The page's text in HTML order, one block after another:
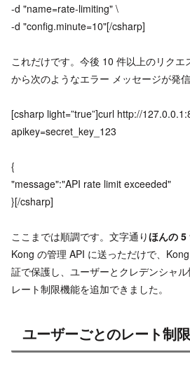
-d "name=rate-limiting" \
-d "config.minute=10"[/csharp]
これだけです。今後 10 件以上のリク
から次のようなエラー メッセージが発信
[csharp light=”true”]curl http://
apikey=secret_key_123
{
"message":"API rate limit exceeded"
}[/csharp]
ここまでは順調です。文字通りほんの 5
Kong の管理 API に送っただけで、
証で保護し、ユーザーとクレデンシャル
レート制限機能を追加できました。
ユーザーごとのレート制